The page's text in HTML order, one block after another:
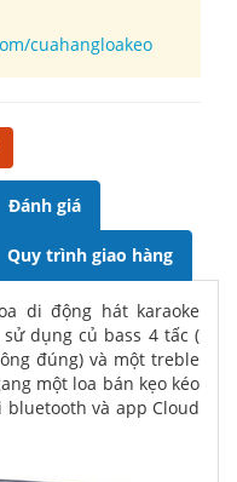
cuahangloakeo
Đánh giá
Quy trình giao hàng
di động hát karaoke
dụng củ bass 4 tấc (
đúng) và một treble
một loa bán kẹo kéo
và app Cloud